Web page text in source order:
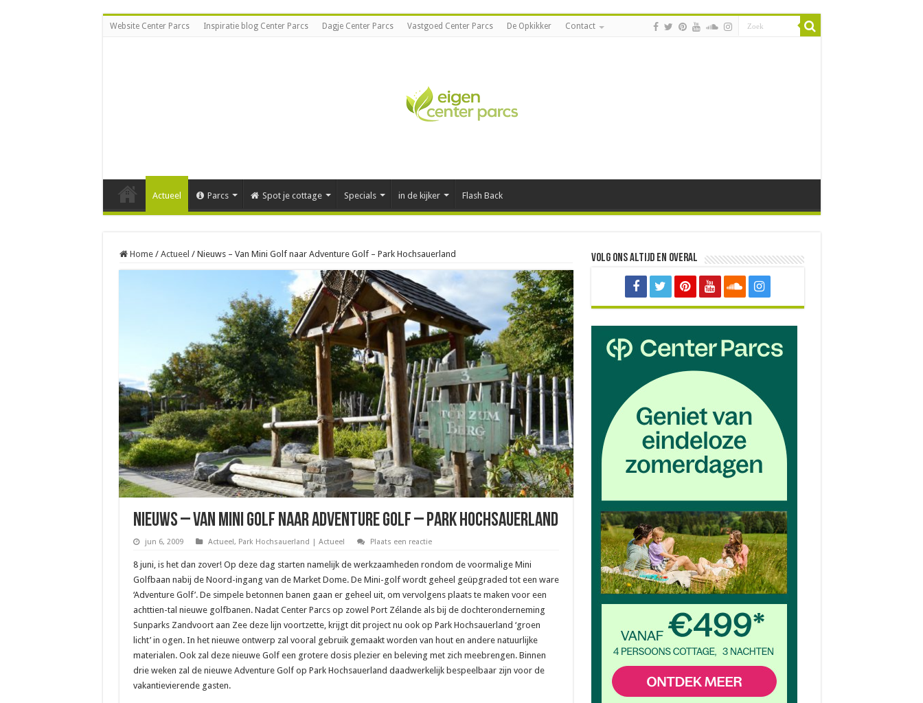
Website Center Parcs Inspiratie blog Center Parcs Dagje Center Parcs Vastgoed Center Parcs De Opkikker Contact
Actueel Parcs Spot je cottage Specials in de kijker Flash Back
Home / Actueel / Nieuws – Van Mini Golf naar Adventure Golf – Park Hochsauerland
Nieuws – Van Mini Golf naar Adventure Golf – Park Hochsauerland
jun 6, 2009 Actueel, Park Hochsauerland | Actueel Plaats een reactie
8 juni, is het dan zover! Op deze dag starten namelijk de werkzaamheden rondom de voormalige Mini
Golfbaan nabij de Noord-ingang van de Market Dome. De Mini-golf wordt geheel geüpgraded tot een ware
‘Adventure Golf’. De simpele betonnen banen gaan er geheel uit, om vervolgens plaats te maken voor een
achttien-tal nieuwe golfbanen. Nadat Center Parcs op zowel Port Zélande als bij de dochteronderneming
Sunparks Zandvoort aan Zee deze lijn voortzette, krijgt dit project nu ook op Park Hochsauerland ‘groen
licht’ in ogen. In het nieuwe ontwerp zal vooral gebruik gemaakt worden van hout en andere natuurlijke
materialen. Ook zal deze nieuwe Golf een grotere dosis plezier en beleving met zich meebrengen. Binnen
drie weken zal de nieuwe Adventure Golf op Park Hochsauerland daadwerkelijk bespeelbaar zijn voor de
vakantievierende gasten.
Volg ons altijd en overal